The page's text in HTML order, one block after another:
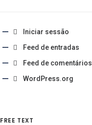
Iniciar sessão
Feed de entradas
Feed de comentários
WordPress.org
FREE TEXT